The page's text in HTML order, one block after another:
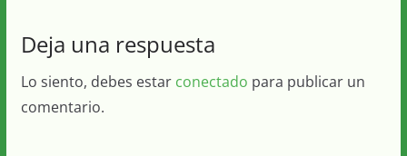
Deja una respuesta
Lo siento, debes estar conectado para publicar un
comentario.